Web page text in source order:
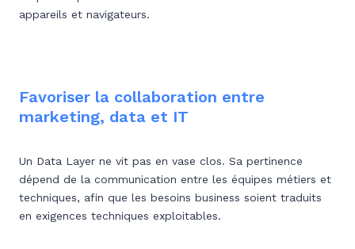
appareils et navigateurs.
Favoriser la collaboration entre
marketing, data et IT
Un Data Layer ne vit pas en vase clos. Sa pertinence
dépend de la communication entre les équipes métiers et
techniques, afin que les besoins business soient traduits
en exigences techniques exploitables.